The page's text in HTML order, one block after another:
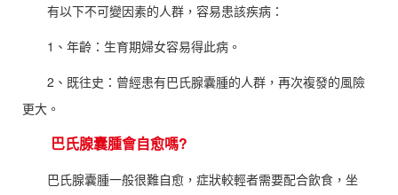
有以下不可變因素的人群，容易患該疾病：
1、年齡：生育期婦女容易得此病。
2、既往史：曾經患有巴氏腺囊腫的人群，再次複發的風險
更大。
巴氏腺囊腫會自愈嗎?
巴氏腺囊腫一般很難自愈，症狀較輕者需要配合飲食，坐